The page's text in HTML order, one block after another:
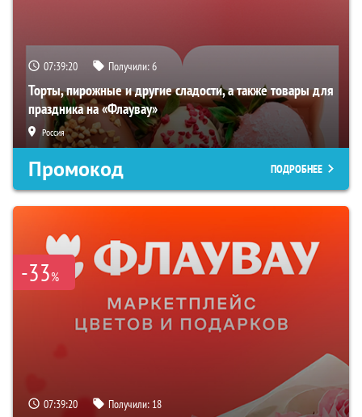
07:39:18 Получили:6
Торты, пирожные и другие сладости, а также товары для
праздника на «Флаувау»
Россия
Промокод ПОДРОБНЕЕ
-33%
07:39:18 Получили: 18